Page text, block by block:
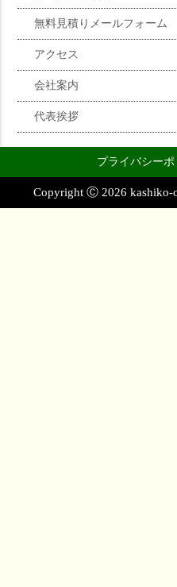
無料見積りメールフォーム
アクセス
会社案内
代表挨拶
プライバシーポ
Copyright Ⓒ 2026 kashiko-